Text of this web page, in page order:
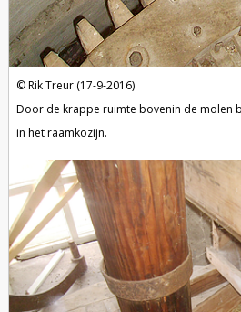
Rik Treur (17-9-2016)
Door de krappe ruimte bovenin de molen
in het raamkozijn.